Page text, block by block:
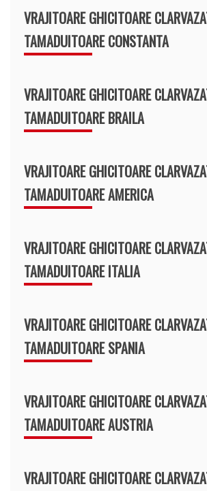
VRAJITOARE GHICITOARE
TAMADUITOARE CONSTANTA
VRAJITOARE GHICITOARE
TAMADUITOARE BRAILA
VRAJITOARE GHICITOARE
TAMADUITOARE AMERICA
VRAJITOARE GHICITOARE
TAMADUITOARE ITALIA
VRAJITOARE GHICITOARE
TAMADUITOARE SPANIA
VRAJITOARE GHICITOARE
TAMADUITOARE AUSTRIA
VRAJITOARE GHICITOARE